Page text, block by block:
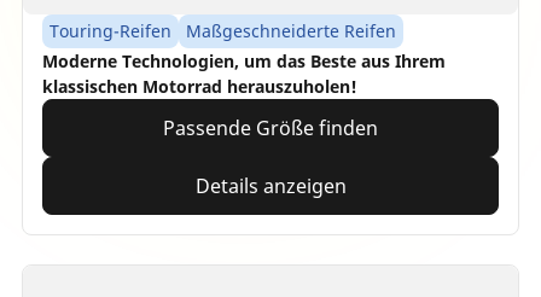
Touring-Reifen
Maßgeschneiderte Reifen
Moderne Technologien, um das Beste aus Ihrem
klassischen Motorrad herauszuholen!
Passende Größe finden
Details anzeigen